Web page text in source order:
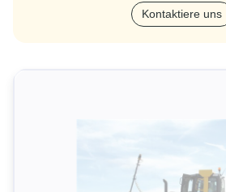
Kontaktiere uns